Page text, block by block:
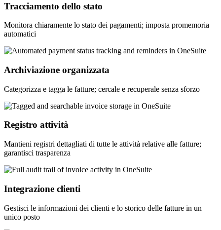
Tracciamento dello stato
Monitora chiaramente lo stato dei pagamenti; imposta promemoria
automatici
Archiviazione organizzata
Categorizza e tagga le fatture; cercale e recuperale senza sforzo
Registro attività
Mantieni registri dettagliati di tutte le attività relative alle fatture;
garantisci trasparenza
Integrazione clienti
Gestisci le informazioni dei clienti e lo storico delle fatture in un
unico posto